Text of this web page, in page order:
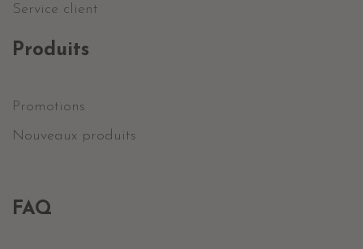
Service client
Produits
Promotions
Nouveaux produits
FAQ